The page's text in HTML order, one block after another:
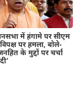
में हंगामे पर सीएम
पर हमला, बोले-
के मुद्दों पर चर्चा